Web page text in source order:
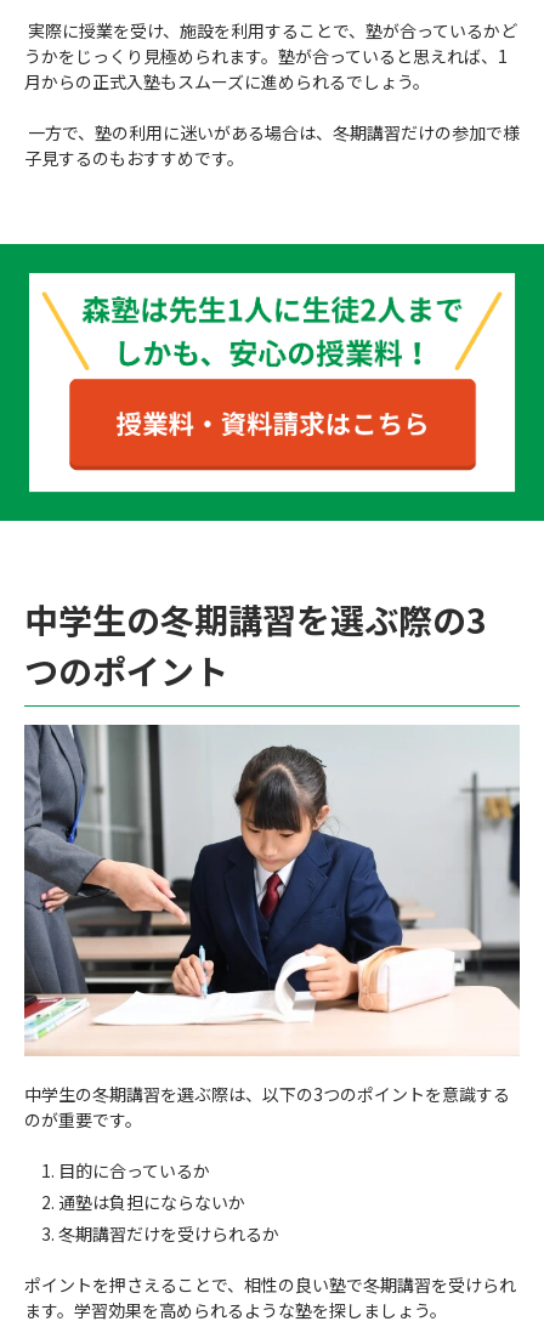
実際に授業を受け、施設を利用することで、塾が合っているかど
うかをじっくり見極められます。塾が合っていると思えれば、 1
月からの正式入塾もスムーズに進められるでしょう。
一方で、塾の利用に迷いがある場合は、冬期講習だけの参加で様
子見するのもおすすめです。
中学生の冬期講習を選ぶ際の3
つのポイント
中学生の冬期講習を選ぶ際は、以下の3つのポイントを意識する
のが重要です。
目的に合っているか
通塾は負担にならないか
冬期講習だけを受けられるか
ポイントを押さえることで、相性の良い塾で冬期講習を受けられ
ます。学習効果を高められるような塾を探しましょう。